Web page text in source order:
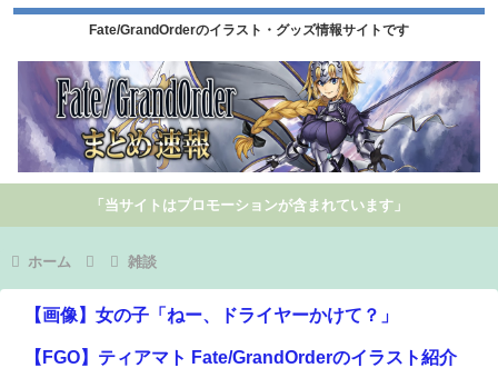
Fate/GrandOrderのイラスト・グッズ情報サイトです
「当サイトはプロモーションが含まれています」
ホーム 雑談
【画像】女の子「ねー、ドライヤーかけて？」
【FGO】ティアマト Fate/GrandOrderのイラスト紹介